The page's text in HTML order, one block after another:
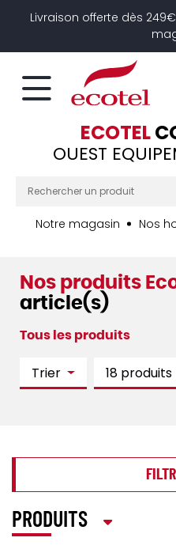
Livraison offerte dès
ECOTEL
OUEST
Notre magasin Nos
Nos produits
article(s)
Tous les produits
Trier 18
PRODUITS
Panneau de gestion des